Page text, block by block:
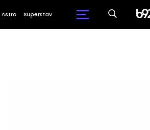
Astro Superstav